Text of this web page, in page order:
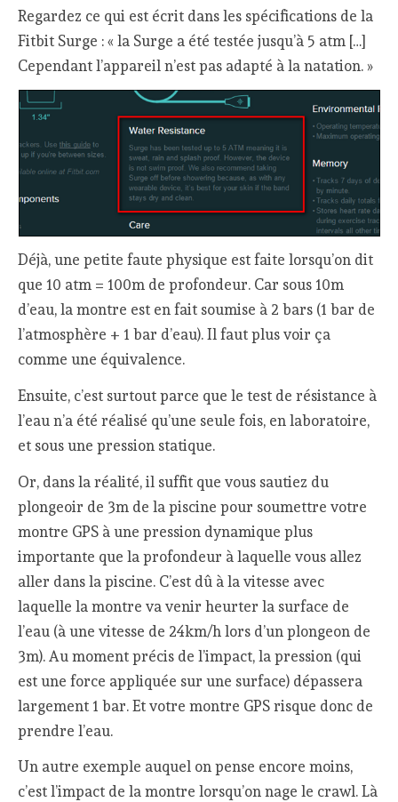
Regardez ce qui est écrit dans les spécifications de la
Fitbit Surge : « la Surge a été testée jusqu’à 5 atm […]
Cependant l’appareil n’est pas adapté à la natation. »
Déjà, une petite faute physique est faite lorsqu’on dit
que 10 atm = 100m de profondeur. Car sous 10m
d’eau, la montre est en fait soumise à 2 bars (1 bar de
l’atmosphère + 1 bar d’eau). Il faut plus voir ça
comme une équivalence.
Ensuite, c’est surtout parce que le test de résistance à
l’eau n’a été réalisé qu’une seule fois, en laboratoire,
et sous une pression statique.
Or, dans la réalité, il suffit que vous sautiez du
plongeoir de 3m de la piscine pour soumettre votre
montre GPS à une pression dynamique plus
importante que la profondeur à laquelle vous allez
aller dans la piscine. C’est dû à la vitesse avec
laquelle la montre va venir heurter la surface de
l’eau (à une vitesse de 24km/h lors d’un plongeon de
3m). Au moment précis de l’impact, la pression (qui
est une force appliquée sur une surface) dépassera
largement 1 bar. Et votre montre GPS risque donc de
prendre l’eau.
Un autre exemple auquel on pense encore moins,
c’est l’impact de la montre lorsqu’on nage le crawl. Là